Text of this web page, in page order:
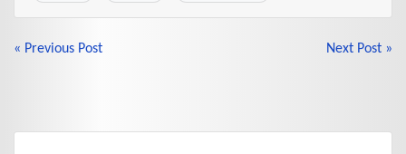
BEITRAGSNAVIGATION
« Previous Post Next Post »